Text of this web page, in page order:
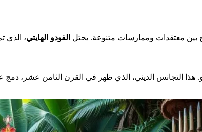
بين معتقدات وممارسات متنوعة. يحتل الفودو الهايتي، الذي تم
هذا التجانس الديني، الذي ظهر في القرن الثامن عشر،